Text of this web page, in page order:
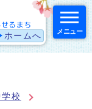
ホームへ メニュー
校